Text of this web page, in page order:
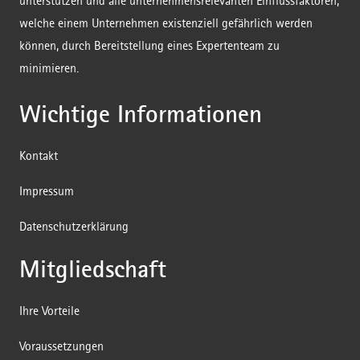
welche einem Unternehmen existenziell gefährlich werden
können, durch Bereitstellung eines Expertenteam zu
minimieren.
Wichtige Informationen
Kontakt
Impressum
Datenschutzerklärung
Mitgliedschaft
Ihre Vorteile
Voraussetzungen